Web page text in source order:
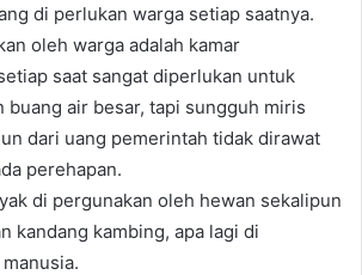
di perlukan warga setiap saatnya.
oleh warga adalah kamar
saat sangat diperlukan untuk
buang air besar, tapi sungguh miris
dari uang pemerintah tidak dirawat
perehapan.
di pergunakan oleh hewan sekalipun
kandang kambing, apa lagi di